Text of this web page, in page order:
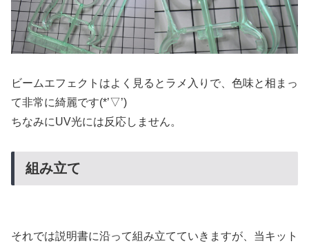
ビームエフェクトはよく見るとラメ入りで、色味と相まっ
て非常に綺麗です(*’▽’)
ちなみにUV光には反応しません。
組み立て
それでは説明書に沿って組み立てていきますが、当キット